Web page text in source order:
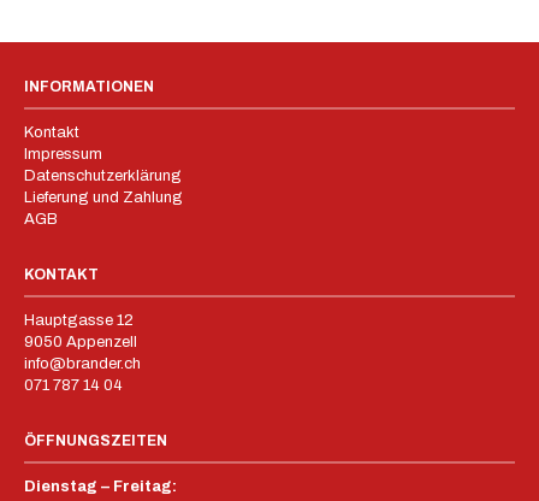
INFORMATIONEN
Kontakt
Impressum
Datenschutzerklärung
Lieferung und Zahlung
AGB
KONTAKT
Hauptgasse 12
9050 Appenzell
info@brander.ch
071 787 14 04
ÖFFNUNGSZEITEN
Dienstag – Freitag: